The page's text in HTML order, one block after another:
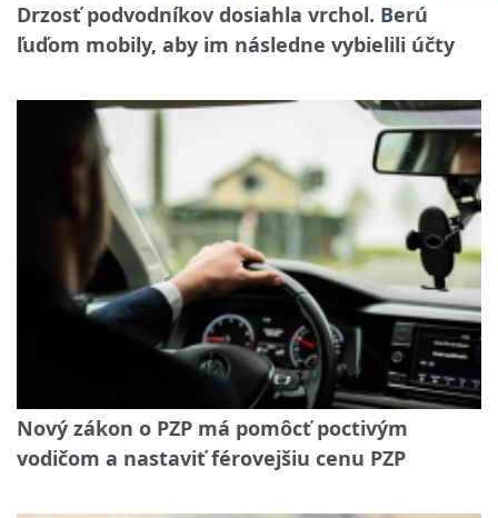
Drzosť podvodníkov dosiahla vrchol. Berú
ľuďom mobily, aby im následne vybielili účty
Nový zákon o PZP má pomôcť poctivým
vodičom a nastaviť férovejšiu cenu PZP